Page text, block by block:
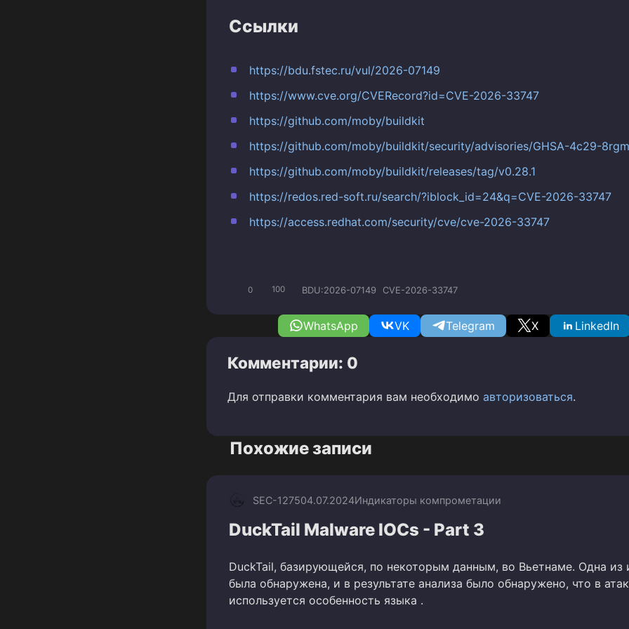
Ссылки
https://bdu.fstec.ru/vul/2026-07149
https://www.cve.org/CVERecord?id=CVE-2026-33747
https://github.com/moby/buildkit
https://github.com/moby/buildkit/security/advisories/GHSA-4c29-
https://github.com/moby/buildkit/releases/tag/v0.28.1
https://redos.red-soft.ru/search/?iblock_id=24&q=CVE-2026-33747
https://access.redhat.com/security/cve/cve-2026-33747
0 100 BDU:2026-07149 CVE-2026-33747
WhatsApp VK Telegram X LinkedIn
Комментарии: 0
Для отправки комментария вам необходимо авторизоваться.
Похожие записи
SEC-127504.07.2024Индикаторы компрометации
DuckTail Malware IOCs - Part 3
DuckTail, базирующейся, по некоторым данным, во Вьетнаме. Одна из
была обнаружена, и в результате анализа было обнаружено, что в
используется особенность языка .